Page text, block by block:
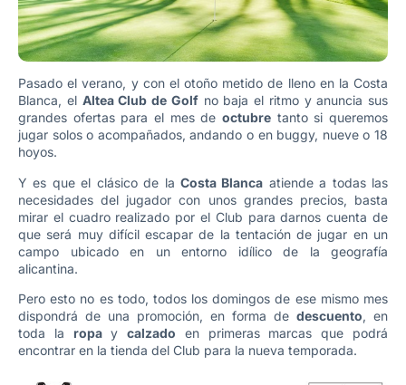
Pasado el verano, y con el otoño metido de lleno en la Costa
Blanca, el Altea Club de Golfno baja el ritmo y anuncia sus
grandes ofertas para el mes de octubre tanto si queremos
jugar solos o acompañados, andando o en buggy, nueve o 18
hoyos.
Y es que el clásico de la Costa Blanca atiende a todas las
necesidades del jugador con unos grandes precios, basta
mirar el cuadro realizado por el Club para darnos cuenta de
que será muy difícil escapar de la tentación de jugar en un
campo ubicado en un entorno idílico de la geografía
alicantina.
Pero esto no es todo, todos los domingos de ese mismo mes
dispondrá de una promoción, en forma de descuento, en
toda la ropaycalzado en primeras marcas que podrá
encontrar en la tienda del Club para la nueva temporada.